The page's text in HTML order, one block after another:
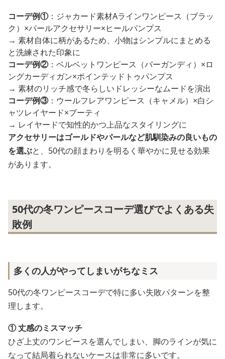
コーデ例①：ジャカード素材Aラインワンピース（ブラッ
ク）×パールアクセサリー×ヒールパンプス
→ 素材自体に柄があるため、小物はシンプルにまとめる
と洗練された印象に
コーデ例②：ベルベットワンピース（バーガンディ）×ロ
ングカーディガン×ポインテッドトゥパンプス
→ 素材のリッチ感で冬らしいドレッシーなムードを演出
コーデ例③：ウールフレアワンピース（キャメル）×白シ
ャツレイヤード×ブーティ
→ レイヤードで知性的かつ上品なスタイリングに
アクセサリーはゴールドやパールなど肌馴染みの良いもの
を選ぶと、50代の顔まわりを明るく華やかに見せる効果
があります。
50代の冬ワンピースコーデ選びでよくある失
敗例
多くの人がやってしまいがちなミス
50代の冬ワンピースコーデで特に多い失敗パターンを整
理します。
① 丈感のミスマッチ
ひざ上丈のワンピースを選んでしまい、脚のラインが気に
なって結局着られないケースは非常に多いです。